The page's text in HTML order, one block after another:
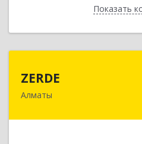
Показать
ZERDE
Алматы050026, Республика